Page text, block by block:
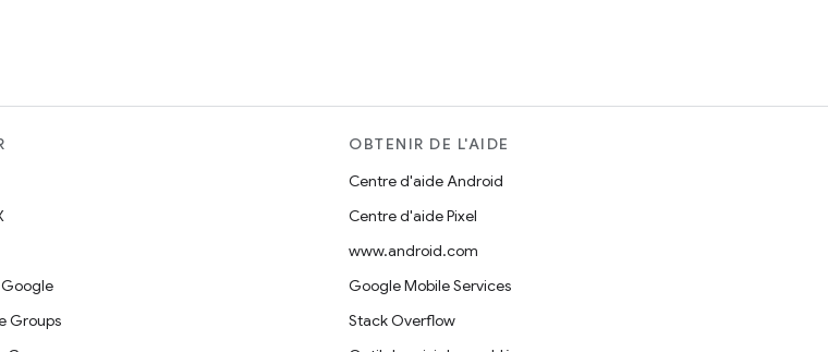
Groups
OBTENIR DE L'AIDE
Centre d'aide Android
Centre d'aide Pixel
www.android.com
Google Mobile Services
Stack Overflow